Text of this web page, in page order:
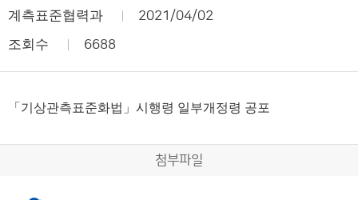
계측표준협력과 2021/04/02
조회수 6688
「기상관측표준화법」시행령 일부개정령 공포
첨부파일